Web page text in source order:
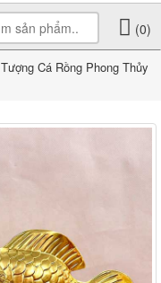
(0)
Tượng Cá Rồng Phong Thủy